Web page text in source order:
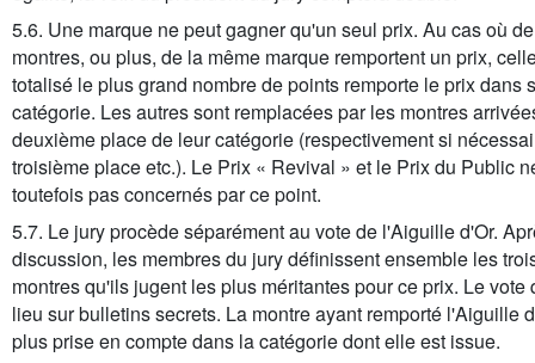
5.6. Une marque ne peut gagner qu'un seul prix. Au cas où
montres, ou plus, de la même marque remportent un prix,
totalisé le plus grand nombre de points remporte le prix dans
catégorie. Les autres sont remplacées par les montres
deuxième place de leur catégorie (respectivement si
troisième place etc.). Le Prix « Revival » et le Prix du Public
toutefois pas concernés par ce point.
5.7. Le jury procède séparément au vote de l'Aiguille d'Or.
discussion, les membres du jury définissent ensemble les
montres qu'ils jugent les plus méritantes pour ce prix. Le vote
lieu sur bulletins secrets. La montre ayant remporté l'Aiguille
plus prise en compte dans la catégorie dont elle est issue.